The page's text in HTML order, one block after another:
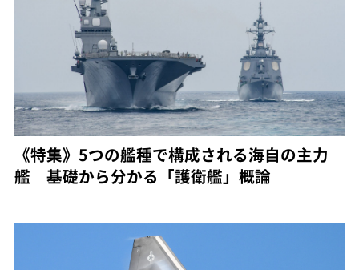
《特集》5つの艦種で構成される海自の主力
艦 基礎から分かる「護衛艦」概論